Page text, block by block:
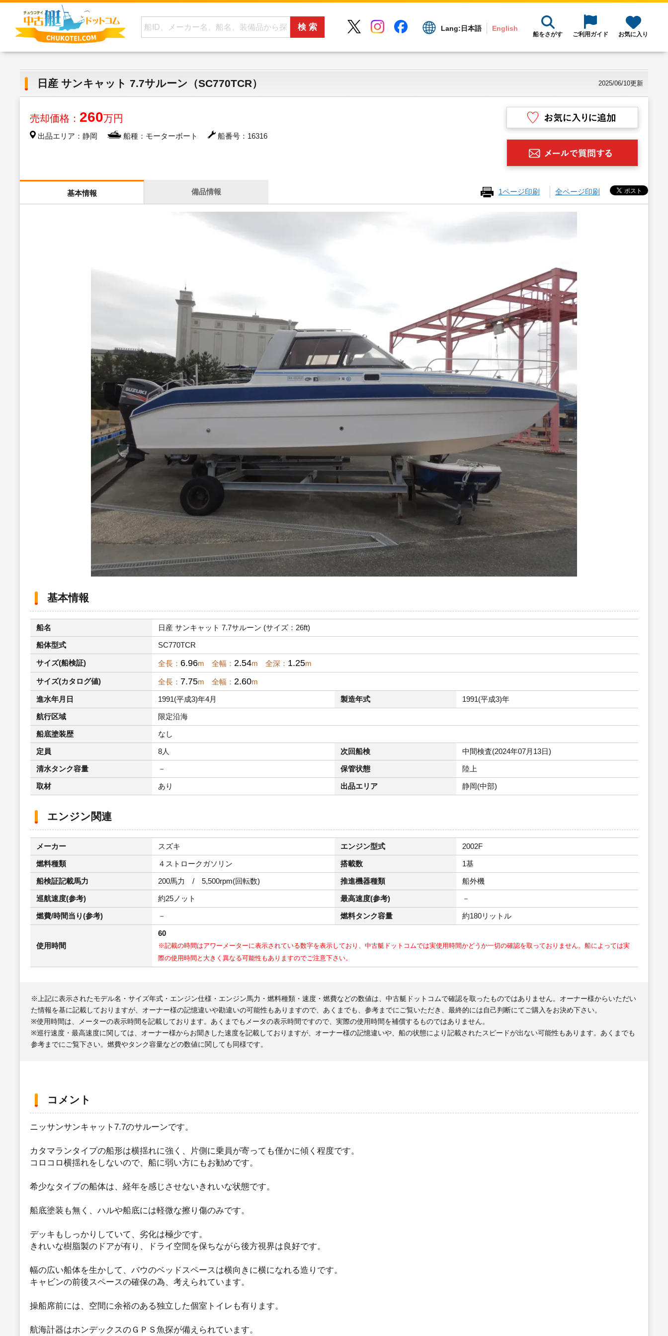
Lang: 日本語 English
船をさがす ご利用ガイド お気に入り
日産 サンキャット 7.7サルーン（SC770TCR） 2025/06/10更新
売却価格： 260万円
出品エリア：静岡 船種：モーターボート 船番号：16316
基本情報 備品情報 1ページ印刷 全ページ印刷
基本情報
船名 日産 サンキャット 7.7サルーン (サイズ：26ft)
船体型式 SC770TCR
サイズ(船検証) 全長： 6.96m 全幅： 2.54m 全深： 1.25m
サイズ(カタログ値) 全長： 7.75m 全幅： 2.60m
進水年月日 1991(平成3)年4月 製造年式 1991(平成3)年
航行区域 限定沿海
船底塗装歴 なし
定員 8人 次回船検 中間検査(2024年07月13日)
清水タンク容量 － 保管状態 陸上
取材 あり 出品エリア 静岡(中部)
エンジン関連
メーカー スズキ エンジン型式 2002F
燃料種類 ４ストロークガソリン 搭載数 1基
船検証記載馬力 200馬力 / 5,500rpm(回転数) 推進機器種類 船外機
巡航速度(参考) 約25ノット 最高速度(参考) －
燃費/時間当り(参考) － 燃料タンク容量 約180リットル
使用時間
60
※記載の時間はアワーメーターに表示されている数字を表示しており、中古艇ドットコムでは実使用時間かどうか一切の確認を取っておりません。船によっては実
際の使用時間と大きく異なる可能性もありますのでご注意下さい。
※上記に表示されたモデル名・サイズ年式・エンジン仕様・エンジン馬力・燃料種類・速度・燃費などの数値は、中古艇ドットコムで確認を取ったものではありません。オーナー様からいただい
た情報を基に記載しておりますが、オーナー様の記憶違いや勘違いの可能性もありますので、あくまでも、参考までにご覧いただき、最終的には自己判断にてご購入をお決め下さい。
※使用時間は、メーターの表示時間を記載しております。あくまでもメータの表示時間ですので、実際の使用時間を補償するものではありません。
※巡行速度・最高速度に関しては、オーナー様からお聞きした速度を記載しておりますが、オーナー様の記憶違いや、船の状態により記載されたスピードが出ない可能性もあります。あくまでも
参考までにご覧下さい。燃費やタンク容量などの数値に関しても同様です。
コメント
ニッサンサンキャット7.7のサルーンです。
カタマランタイプの船形は横揺れに強く、片側に乗員が寄っても僅かに傾く程度です。
コロコロ横揺れをしないので、船に弱い方にもお勧めです。
希少なタイプの船体は、経年を感じさせないきれいな状態です。
船底塗装も無く、ハルや船底には軽微な擦り傷のみです。
デッキもしっかりしていて、劣化は極少です。
きれいな樹脂製のドアが有り、ドライ空間を保ちながら後方視界は良好です。
幅の広い船体を生かして、バウのベッドスペースは横向きに横になれる造りです。
キャビンの前後スペースの確保の為、考えられています。
操船席前には、空間に余裕のある独立した個室トイレも有ります。
航海計器はホンデックスのＧＰＳ魚探が備えられています。